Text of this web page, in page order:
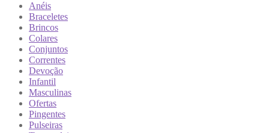
Anéis
Braceletes
Brincos
Colares
Conjuntos
Correntes
Devoção
Infantil
Masculinas
Ofertas
Pingentes
Pulseiras